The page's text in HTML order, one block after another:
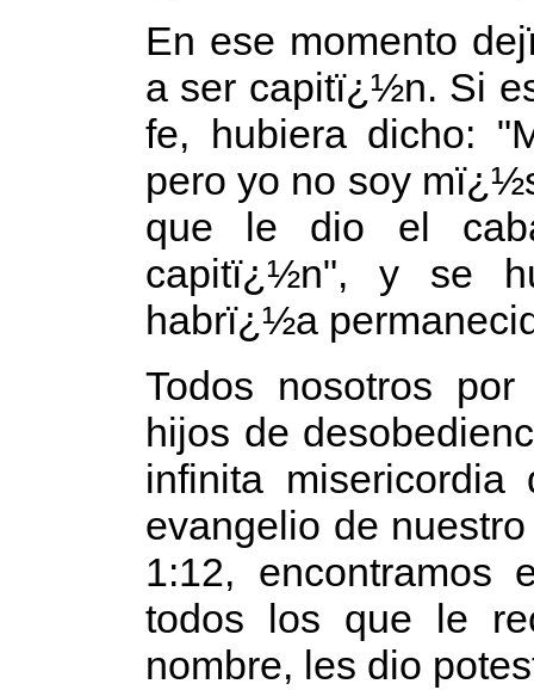
En ese momento
a ser capitï¿½n. Si
fe, hubiera dicho:
pero yo no soy
que le dio el
capitï¿½n", y se
habrï¿½a
Todos nosotros
hijos de
infinita
evangelio de
1:12, encontramos
todos los que le
nombre, les dio